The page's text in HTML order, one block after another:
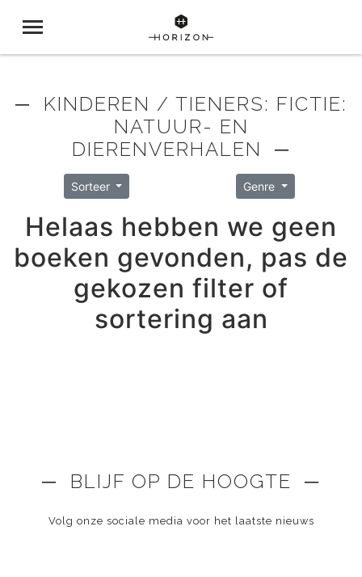
─ KINDEREN / TIENERS: FICTIE:
NATUUR- EN
DIERENVERHALEN ─
Sorteer Genre
Helaas hebben we geen
boeken gevonden, pas de
gekozen filter of
sortering aan
─ BLIJF OP DE HOOGTE ─
Volg onze sociale media voor het laatste nieuws